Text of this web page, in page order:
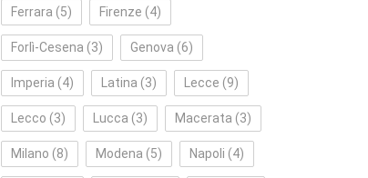
Ferrara (5) Firenze (4)
Forlì‑Cesena (3) Genova (6)
Imperia (4) Latina (3) Lecce (9)
Lecco (3) Lucca (3) Macerata (3)
Milano (8) Modena (5) Napoli (4)